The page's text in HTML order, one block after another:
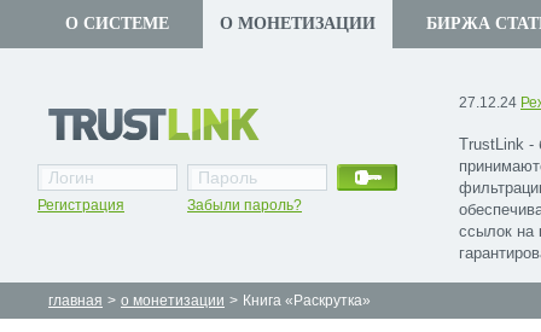
О СИСТЕМЕ О МОНЕТИЗАЦИИ БИРЖА
27.12.24
TrustLink -
ссылок на
Регистрация Забыли пароль?
главная > о монетизации > Книга «Раскрутка»